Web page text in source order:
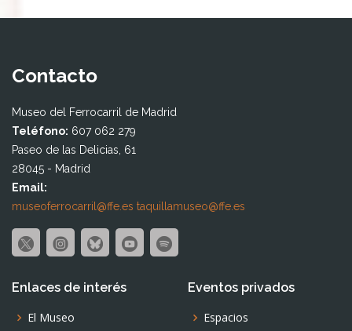
Contacto
Museo del Ferrocarril de Madrid
Teléfono: 607 062 279
Paseo de las Delicias, 61
28045 - Madrid
Email:
museoferrocarril@ffe.es taquillamuseo@ffe.es
Enlaces de interés
El Museo
Eventos privados
Espacios